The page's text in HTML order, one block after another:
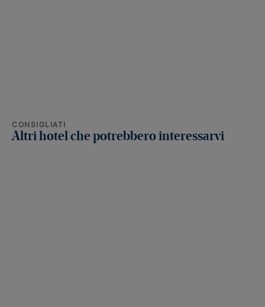
CONSIGLIATI
Altri hotel che potrebbero interessarvi